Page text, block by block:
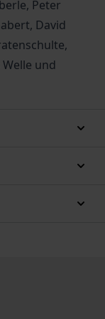
Peter
David
und